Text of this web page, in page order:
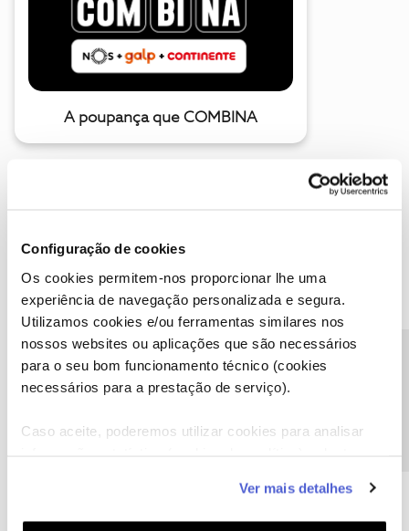
Configuração de cookies
Os cookies permitem-nos proporcionar lhe uma
experiência de navegação personalizada e segura.
Utilizamos cookies e/ou ferramentas similares nos
nossos websites ou aplicações que são necessários
para o seu bom funcionamento técnico (cookies
necessários para a prestação de serviço).
Caso aceite, poderemos utilizar cookies para analisar
funcionalidades (cookies de personalização e
funcionalidade) e adaptar anúncios aos seus interesses
Ver mais detalhes
A poupança que COMBINA
Descubra as novidades de julho